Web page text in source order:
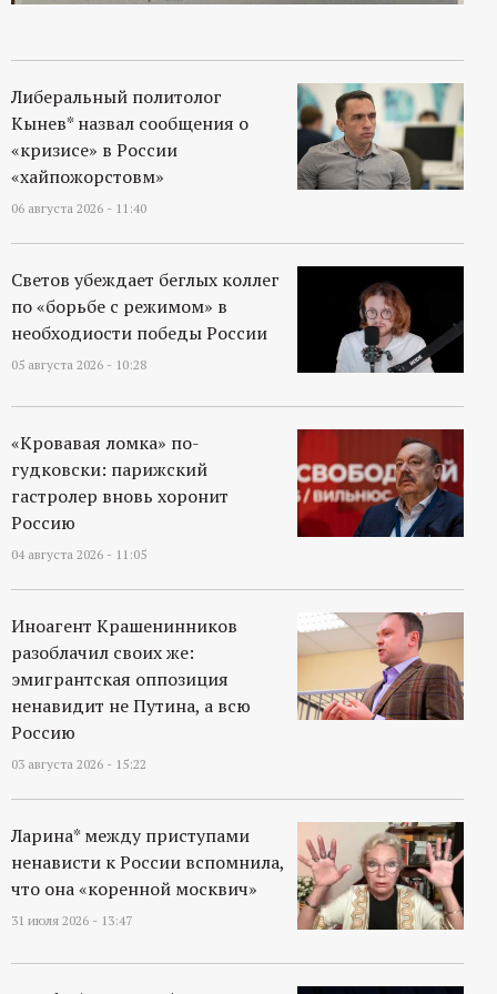
Либеральный политолог
Кынев* назвал сообщения о
«кризисе» в России
«хайпожорстовм»
06 августа 2026 - 11:40
Светов убеждает беглых коллег
по «борьбе с режимом» в
необходиости победы России
05 августа 2026 - 10:28
«Кровавая ломка» по-
гудковски: парижский
гастролер вновь хоронит
Россию
04 августа 2026 - 11:05
Иноагент Крашенинников
разоблачил своих же:
эмигрантская оппозиция
ненавидит не Путина, а всю
Россию
03 августа 2026 - 15:22
Ларина* между приступами
ненависти к России вспомнила,
что она «коренной москвич»
31 июля 2026 - 13:47